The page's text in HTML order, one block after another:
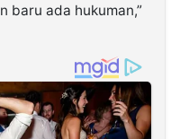
baru ada hukuman,”